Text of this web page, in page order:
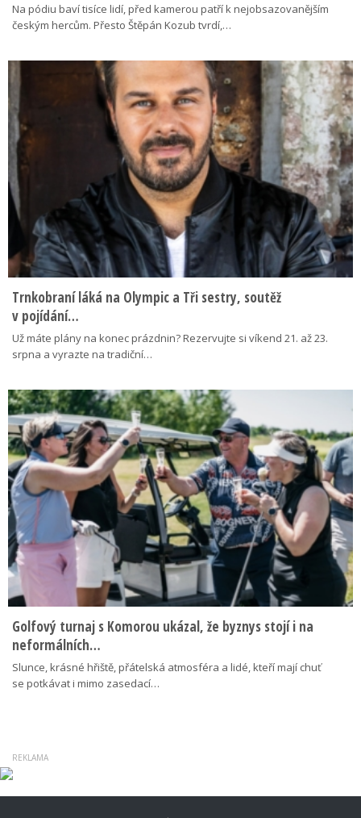
Na pódiu baví tisíce lidí, před kamerou patří k nejobsazovanějším
českým hercům. Přesto Štěpán Kozub tvrdí,…
Trnkobraní láká na Olympic a Tři sestry, soutěž
v pojídání…
Už máte plány na konec prázdnin? Rezervujte si víkend 21. až 23.
srpna a vyrazte na tradiční…
Golfový turnaj s Komorou ukázal, že byznys stojí i na
neformálních…
Slunce, krásné hřiště, přátelská atmosféra a lidé, kteří mají chuť
se potkávat i mimo zasedací…